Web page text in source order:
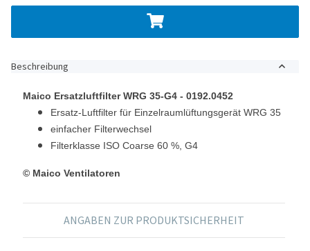
Beschreibung
Maico Ersatzluftfilter WRG 35-G4 - 0192.0452
Ersatz-Luftfilter für Einzelraumlüftungsgerät WRG 35
einfacher Filterwechsel
Filterklasse ISO Coarse 60 %, G4
© Maico Ventilatoren
ANGABEN ZUR PRODUKTSICHERHEIT